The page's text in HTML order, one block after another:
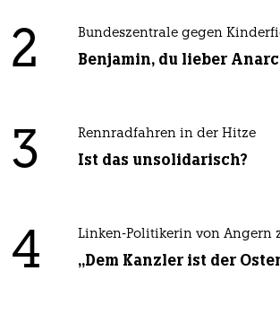
2 Bundeszentrale gegen
Benjamin, du lieber
3 Rennradfahren in der Hitze
Ist das unsolidarisch?
4 Linken-Politikerin von Angern
„Dem Kanzler ist der